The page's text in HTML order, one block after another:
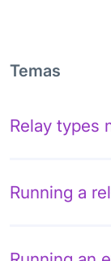
Temas
Relay types
Running a